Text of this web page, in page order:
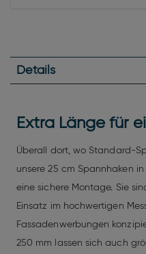
Details
Extra Länge für
Überall dort, wo Standard-
unsere 25 cm Spannhaken
eine sichere Montage. Sie
Einsatz im hochwertigen
Fassadenwerbungen
250 mm lassen sich auch